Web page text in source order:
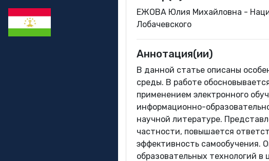
ЕЖОВА Юлия Михайловна -
Лобачевского
Аннотация(ии)
В данной статье описаны
среды. В работе
применением электронного
информационно-
научной литературе.
частности, повышается
эффективность самообучения.
образовательных технологий